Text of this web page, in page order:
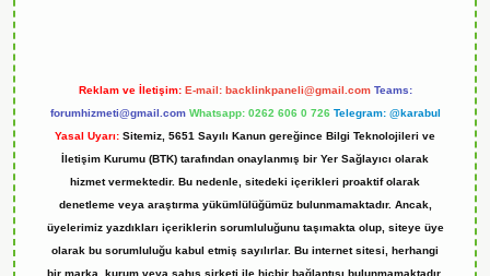
Reklam ve İletişim: E-mail: backlinkpaneli@gmail.com Teams:
forumhizmeti@gmail.com Whatsapp: 0262 606 0 726 Telegram: @karabul
Yasal Uyarı: Sitemiz, 5651 Sayılı Kanun gereğince Bilgi Teknolojileri ve
İletişim Kurumu (BTK) tarafından onaylanmış bir Yer Sağlayıcı olarak
hizmet vermektedir. Bu nedenle, sitedeki içerikleri proaktif olarak
denetleme veya araştırma yükümlülüğümüz bulunmamaktadır. Ancak,
üyelerimiz yazdıkları içeriklerin sorumluluğunu taşımakta olup, siteye üye
olarak bu sorumluluğu kabul etmiş sayılırlar. Bu internet sitesi, herhangi
bir marka, kurum veya şahıs şirketi ile hiçbir bağlantısı bulunmamaktadır.